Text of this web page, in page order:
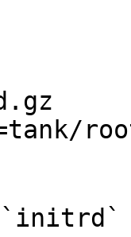
`initrd`